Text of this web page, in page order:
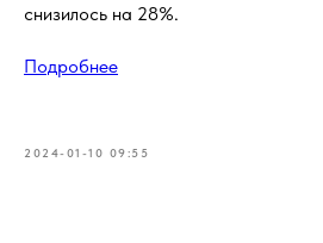
снизилось на 28%.
Подробнее
2024-01-10 09:55